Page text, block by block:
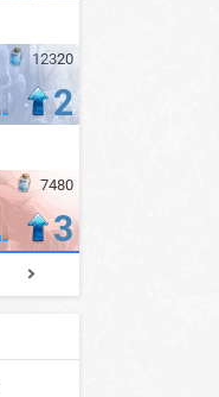
12320
2
7480
3